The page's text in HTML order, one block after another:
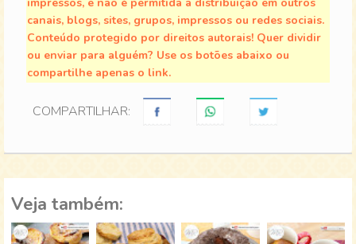
canais, blogs, sites, grupos, impressos ou redes sociais.
Conteúdo protegido por direitos autorais! Quer dividir
ou enviar para alguém? Use os botões abaixo ou
compartilhe apenas o link.
COMPARTILHAR:
Veja também: